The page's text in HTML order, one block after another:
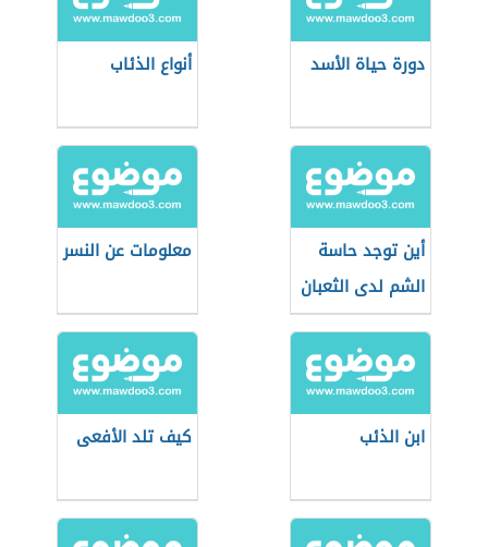
دورة حياة الأسد أنواع الذئاب
أين توجد حاسة
الشم لدى الثعبان
معلومات عن النسر
ابن الذئب كيف تلد الأفعى